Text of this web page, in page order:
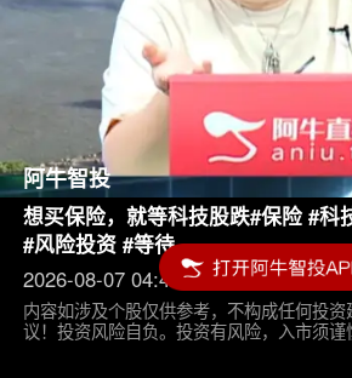
阿牛智投
想买保险，就等科技股跌#保险 #科
#风险投资 #等待
2026-08-07 04:45
内容如涉及个股仅供参考，不构成任何投资
议！投资风险自负。投资有风险，入市须谨